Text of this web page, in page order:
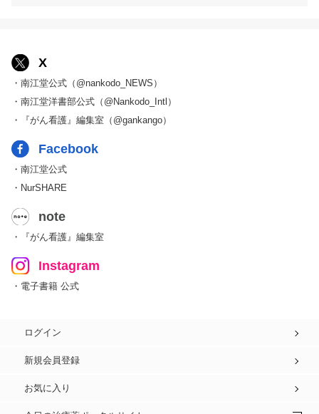
X
・南江堂公式（@nankodo_NEWS）
・南江堂洋書部公式（@Nankodo_Intl）
・『がん看護』編集室（@gankango）
Facebook
・南江堂公式
・NurSHARE
note
・『がん看護』編集室
Instagram
・電子書籍 公式
ログイン
新規会員登録
お気に入り